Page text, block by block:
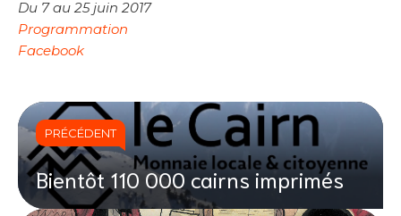
Du 7 au 25 juin 2017
Programmation
Facebook
PRÉCÉDENT
Bientôt 110 000 cairns imprimés